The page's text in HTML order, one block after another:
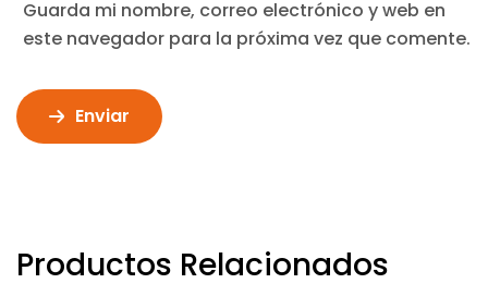
Guarda mi nombre, correo electrónico y web en
este navegador para la próxima vez que comente.
Enviar
Productos Relacionados